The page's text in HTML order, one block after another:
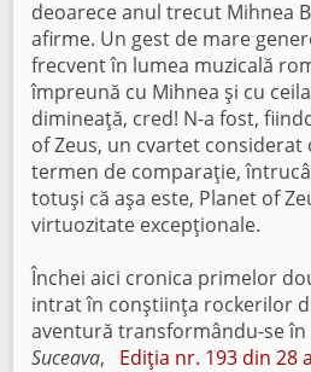
deoarece anul trecut Mihnea
afirme. Un gest de mare
frecvent în lumea muzicală
împreună cu Mihnea şi cu
dimineaţă, cred! N-a fost,
of Zeus, un cvartet considerat
termen de comparaţie,
totuşi că aşa este, Planet of
virtuozitate excepţionale.
Închei aici cronica primelor
intrat în conştiinţa rockerilor
aventură transformându-se
Suceava, Ediţia nr. 193 din 28